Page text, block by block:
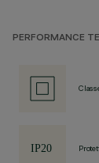
PERFORMANCE